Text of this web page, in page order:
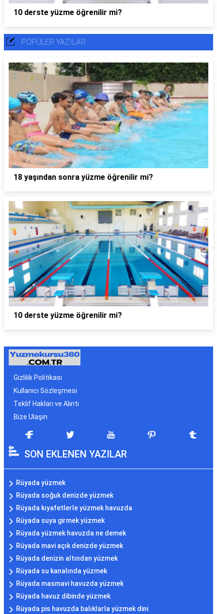
10 derste yüzme öğrenilir mi?
POPÜLER YAZILAR
18 yaşından sonra yüzme öğrenilir mi?
10 derste yüzme öğrenilir mi?
Gizlilik Politikası
Kullanıcı Sözleşmesi
Teklif Hakları ve Alıntı
Bize Ulaşın
SON EKLENEN YAZILAR
Rüyada yüzmek
Rüyada soğuk denizde yüzmek
Rüyada kıyafetlerle yüzmek havuzda
Rüyada suya girmek yüzmek
Rüyada yüzmek havuzda ne demek
Rüyada mavi açık denizde yüzmek
Rüyada denizin altından yüzmek
Rüyada su kanalında yüzmek
Rüyada masmavi havuzda yüzmek
Rüyada havuz dibinde yüzmek
Rüyada pis havuzda balıklarla yüzmek dini